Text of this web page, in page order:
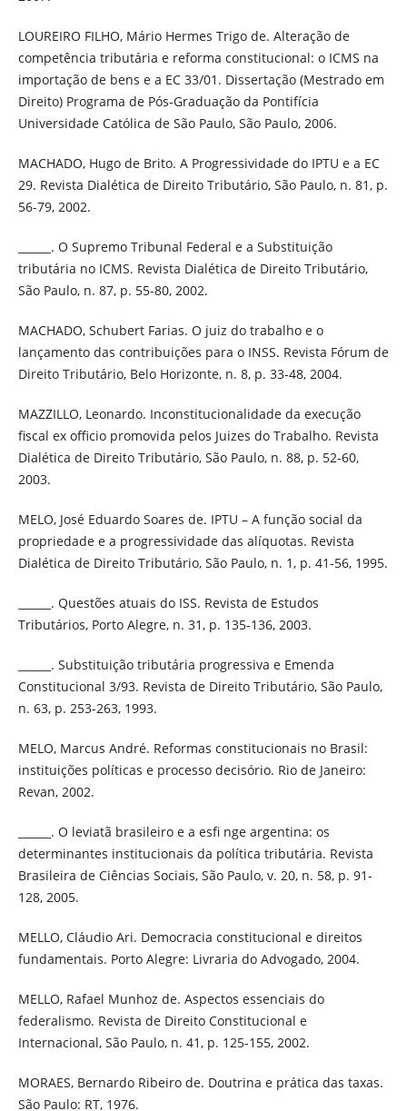
LOUREIRO FILHO, Mário Hermes Trigo de. Alteração de
competência tributária e reforma constitucional: o ICMS na
importação de bens e a EC 33/01. Dissertação (Mestrado em
Direito) Programa de Pós-Graduação da Pontifícia
Universidade Católica de São Paulo, São Paulo, 2006.
MACHADO, Hugo de Brito. A Progressividade do IPTU e a EC
29. Revista Dialética de Direito Tributário, São Paulo, n. 81, p.
56-79, 2002.
______. O Supremo Tribunal Federal e a Substituição
tributária no ICMS. Revista Dialética de Direito Tributário,
São Paulo, n. 87, p. 55-80, 2002.
MACHADO, Schubert Farias. O juiz do trabalho e o
lançamento das contribuições para o INSS. Revista Fórum de
Direito Tributário, Belo Horizonte, n. 8, p. 33-48, 2004.
MAZZILLO, Leonardo. Inconstitucionalidade da execução
fiscal ex officio promovida pelos Juizes do Trabalho. Revista
Dialética de Direito Tributário, São Paulo, n. 88, p. 52-60,
2003.
MELO, José Eduardo Soares de. IPTU – A função social da
propriedade e a progressividade das alíquotas. Revista
Dialética de Direito Tributário, São Paulo, n. 1, p. 41-56, 1995.
______. Questões atuais do ISS. Revista de Estudos
Tributários, Porto Alegre, n. 31, p. 135-136, 2003.
______. Substituição tributária progressiva e Emenda
Constitucional 3/93. Revista de Direito Tributário, São Paulo,
n. 63, p. 253-263, 1993.
MELO, Marcus André. Reformas constitucionais no Brasil:
instituições políticas e processo decisório. Rio de Janeiro:
Revan, 2002.
______. O leviatã brasileiro e a esfi nge argentina: os
determinantes institucionais da política tributária. Revista
Brasileira de Ciências Sociais, São Paulo, v. 20, n. 58, p. 91-
128, 2005.
MELLO, Cláudio Ari. Democracia constitucional e direitos
fundamentais. Porto Alegre: Livraria do Advogado, 2004.
MELLO, Rafael Munhoz de. Aspectos essenciais do
federalismo. Revista de Direito Constitucional e
Internacional, São Paulo, n. 41, p. 125-155, 2002.
MORAES, Bernardo Ribeiro de. Doutrina e prática das taxas.
São Paulo: RT, 1976.